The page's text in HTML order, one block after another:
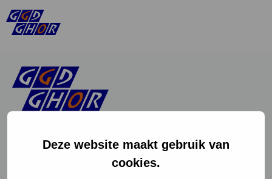
Deze website maakt gebruik van
cookies.
Instagram